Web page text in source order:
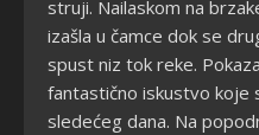
struji. Nailaskom na
izašla u čamce dok se
spust niz tok reke.
fantastično iskustvo koje
sledećeg dana. Na